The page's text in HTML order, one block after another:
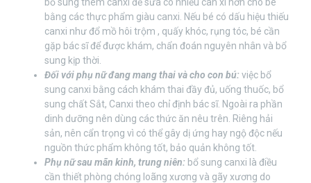
bổ sung thêm canxi để sữa có nhiều can xi hơn cho bé
bằng các thực phẩm giàu canxi. Nếu bé có dấu hiệu thiếu
canxi như đổ mồ hôi trộm , quấy khóc, rụng tóc, bé cần
gặp bác sĩ để được khám, chẩn đoán nguyên nhân và bổ
sung kịp thời.
Đối với phụ nữ đang mang thai và cho con bú: việc bổ
sung canxi bằng cách khám thai đầy đủ, uống thuốc, bổ
sung chất Sắt, Canxi theo chỉ định bác sĩ. Ngoài ra phần
dinh dưỡng nên dùng các thức ăn nêu trên. Riêng hải
sản, nên cẩn trọng vì có thể gây dị ứng hay ngộ độc nếu
nguồn thức phẩm không tốt, bảo quản không tốt.
Phụ nữ sau mãn kinh, trung niên: bổ sung canxi là điều
cần thiết phòng chóng loãng xương và gãy xương do